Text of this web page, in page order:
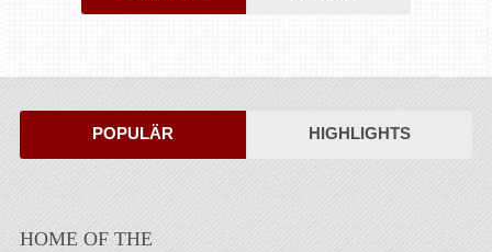
POPULÄR HIGHLIGHTS
HOME OF THE